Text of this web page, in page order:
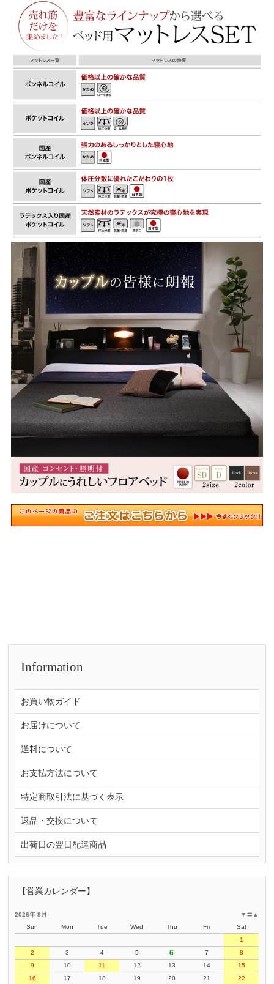
Information
お買い物ガイド
お届けについて
送料について
お支払方法について
特定商取引法に基づく表示
返品・交換について
出荷日の翌日配達商品
【営業カレンダー】
▲
〓
▼
2026年 8月
Sun
Mon Tue Wed Thu Fri
Sat
1
2
3 4 5 6 7
8
9
10 11 12 13 14
15
16
17 18 19 20 21 22